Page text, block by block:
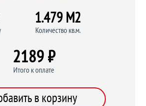
1.479 M2
Количество кв.м.
2189 ₽
Итого к оплате
в корзину